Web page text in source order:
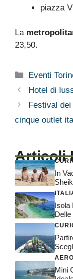
piazza
La
23,50.
Categorie
Eventi
Hotel di
Festival
cinque outlet
Articoli
In
Isola
Delle
Mini